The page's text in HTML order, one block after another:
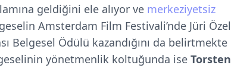
geldiğini ele alıyor ve merkeziyetsiz
Amsterdam Film Festivali’nde Jüri Özel
Belgesel Ödülü kazandığını da belirtmekte
yönetmenlik koltuğunda ise Torsten